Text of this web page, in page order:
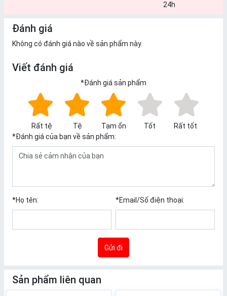
24h
Đánh giá
Không có đánh giá nào về sản phẩm này.
Viết đánh giá
*Đánh giá sản phẩm
Rất tệ Tệ Tạm ổn Tốt
Rất tốt
*Đánh giá của bạn về sản phẩm:
*Họ tên: *Email/Số điện thoại:
Gửi đi
Sản phẩm liên quan